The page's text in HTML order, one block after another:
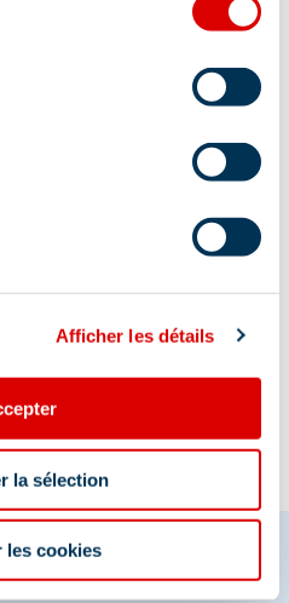
Afficher les détails
la sélection
les cookies
mise à jour le